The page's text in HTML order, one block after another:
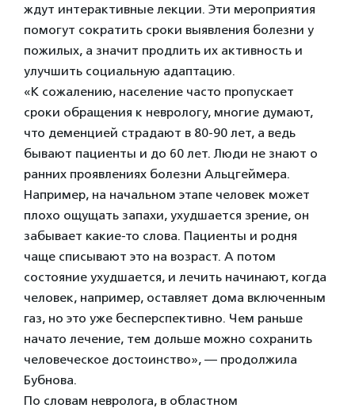
ждут интерактивные лекции. Эти мероприятия
помогут сократить сроки выявления болезни у
пожилых, а значит продлить их активность и
улучшить социальную адаптацию.
«К сожалению, население часто пропускает
сроки обращения к неврологу, многие думают,
что деменцией страдают в 80-90 лет, а ведь
бывают пациенты и до 60 лет. Люди не знают о
ранних проявлениях болезни Альцгеймера.
Например, на начальном этапе человек может
плохо ощущать запахи, ухудшается зрение, он
забывает какие-то слова. Пациенты и родня
чаще списывают это на возраст. А потом
состояние ухудшается, и лечить начинают, когда
человек, например, оставляет дома включенным
газ, но это уже бесперспективно. Чем раньше
начато лечение, тем дольше можно сохранить
человеческое достоинство», — продолжила
Бубнова.
По словам невролога, в областном